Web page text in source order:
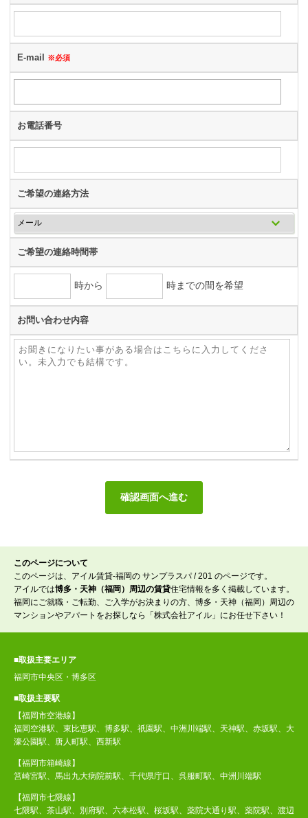
E-mail ※必須
お電話番号
ご希望の連絡方法
ご希望の連絡時間帯
時から 時までの間を希望
お問い合わせ内容
このページについて
このページは、アイル賃貸-福岡の サンプラスパ / 201 のページです。
アイルでは博多・天神（福岡）周辺の賃貸住宅情報を多く掲載しています。
福岡にご就職・ご転勤、ご入学がお決まりの方、博多・天神（福岡）周辺の
マンションやアパートをお探しなら「株式会社アイル」にお任せ下さい！
■取扱主要エリア
福岡市中央区・博多区
■取扱主要駅
【福岡市空港線】
福岡空港駅、東比恵駅、博多駅、祇園駅、中洲川端駅、天神駅、赤坂駅、大
濠公園駅、唐人町駅、西新駅
【福岡市箱崎線】
筥崎宮駅、馬出九大病院前駅、千代県庁口、呉服町駅、中洲川端駅
【福岡市七隈線】
七隈駅、茶山駅、別府駅、六本松駅、桜坂駅、薬院大通り駅、薬院駅、渡辺